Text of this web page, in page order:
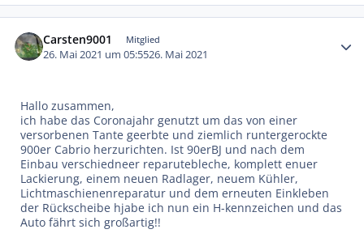
Carsten9001 Mitglied
26. Mai 2021 um 05:5526. Mai 2021
Hallo zusammen,
ich habe das Coronajahr genutzt um das von einer
versorbenen Tante geerbte und ziemlich runtergerockte
900er Cabrio herzurichten. Ist 90erBJ und nach dem
Einbau verschiedneer reparutebleche, komplett enuer
Lackierung, einem neuen Radlager, neuem Kühler,
Lichtmaschienenreparatur und dem erneuten Einkleben
der Rückscheibe hjabe ich nun ein H-kennzeichen und das
Auto fährt sich großartig!!